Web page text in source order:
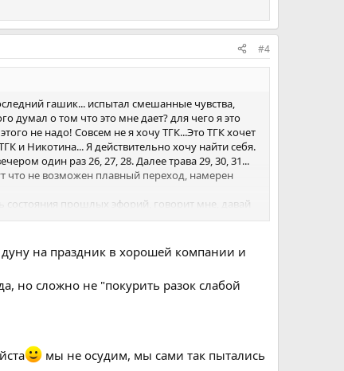
#4
гашик... испытал смешанные чувства,
думал о том что это мне дает? для чего я это
не надо! Совсем не я хочу ТГК...Это ТГК хочет
и Никотина... Я действительно хочу найти себя.
один раз 26, 27, 28. Далее трава 29, 30, 31...
что не возможен плавный переход, намерен
прошлых эфорий, говорит мне, давай
же с ним так хорошо и просто жилось, зачем
туманно и не определенно. Изменить его в
на праздник в хорошей компании и
но сложно не "покурить разок слабой
мы не осудим, мы сами так пытались